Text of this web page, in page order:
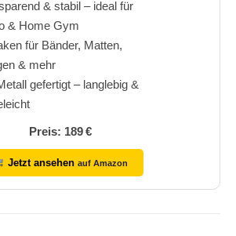
& stabil – ideal für
& Home Gym
für Bänder, Matten,
& mehr
gefertigt – langlebig &
Preis: 189 €
Jetzt ansehenauf Amazon